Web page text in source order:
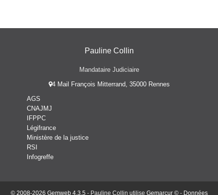
Pauline Collin
Mandataire Judiciaire
4 Mail François Mitterrand, 35000 Rennes
AGS
CNAJMJ
IFPPC
Légifrance
Ministère de la justice
RSI
Infogreffe
© 2008-2026 Gemweb 4.3.5 - Pauline Collin utilise Gemarcur ©- Données